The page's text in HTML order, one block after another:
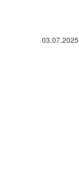
03.07.2025